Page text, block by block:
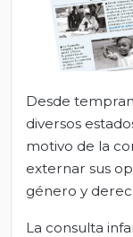
Desde
diversos
motivo de la
externar sus
género y
La consulta